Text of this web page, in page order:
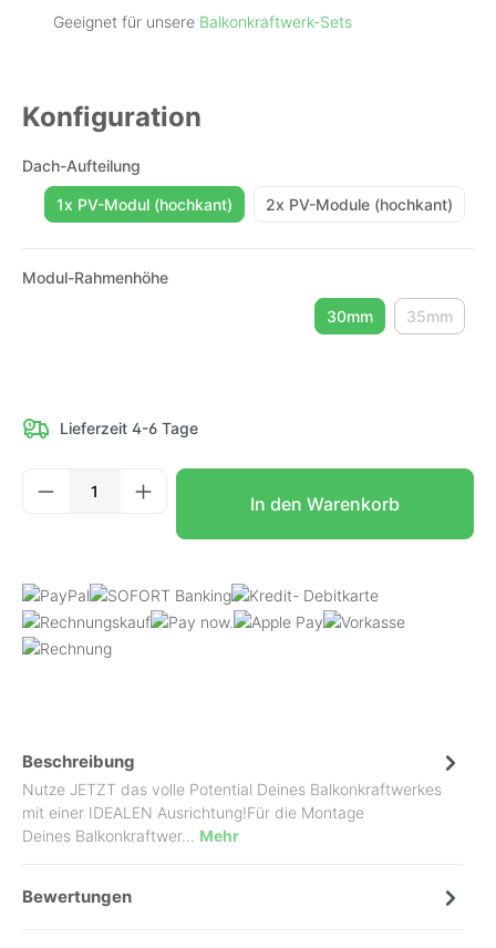
Geeignet für unsere Balkonkraftwerk-Sets
Konfiguration
Dach-Aufteilung
1x PV-Modul (hochkant) 2x PV-Module (hochkant)
Modul-Rahmenhöhe
30mm 35mm
(Diese
Lieferzeit 4-6 Tage
Produkt Anzahl: Gib den gewünschten
In den Warenkorb
Beschreibung
Nutze JETZT das volle Potential Deines Balkonkraftwerkes
mit einer IDEALEN Ausrichtung!Für die Montage
Deines Balkonkraftwer… Mehr
Bewertungen